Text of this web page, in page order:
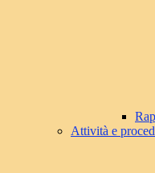
Attività e